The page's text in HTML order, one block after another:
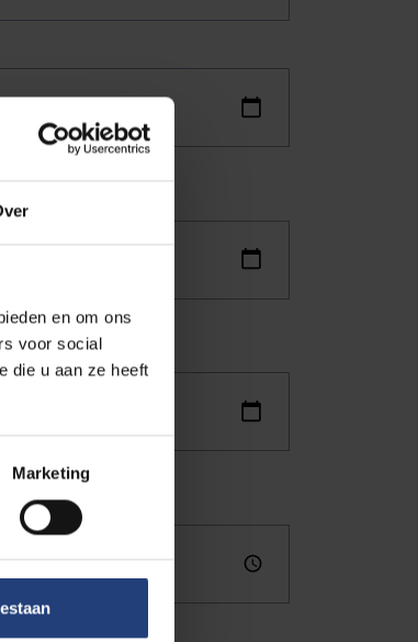
en om ons
voor social
die u aan ze heeft
Marketing